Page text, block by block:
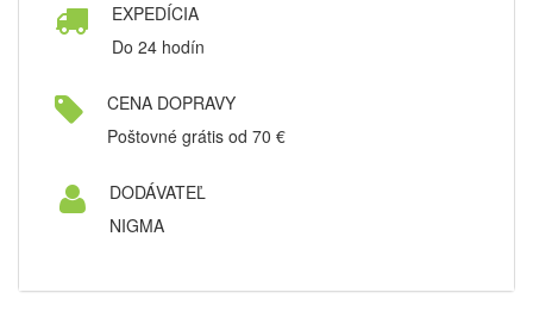
EXPEDÍCIA
Do 24 hodín
CENA DOPRAVY
Poštovné grátis od 70 €
DODÁVATEĽ
NIGMA